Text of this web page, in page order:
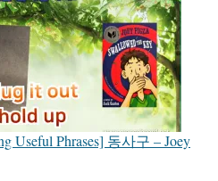
Useful Phrases] 동사구 – Joey